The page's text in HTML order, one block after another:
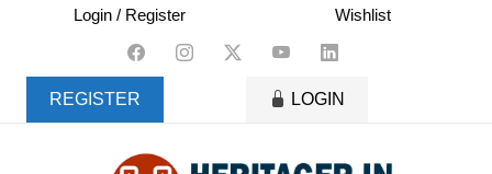
content
Login / Register Wishlist
REGISTER LOGIN